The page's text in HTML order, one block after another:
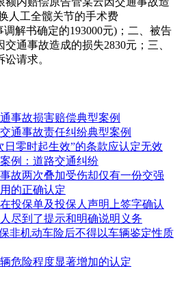
人工全髋关节的手术费
调解书确定的193000元)；二、被告
通事故造成的损失2830元；三、
请求。
事故损害赔偿典型案例
通事故责任纠纷典型案例
日零时起生效”的条款应认定无效
例：道路交通纠纷
故两次叠加受伤却仅有一份交强
的正确认定
投保单及投保人声明上签字确认
尽到了提示和明确说明义务
非机动车险后不得以车辆鉴定性质
危险程度显著增加的认定